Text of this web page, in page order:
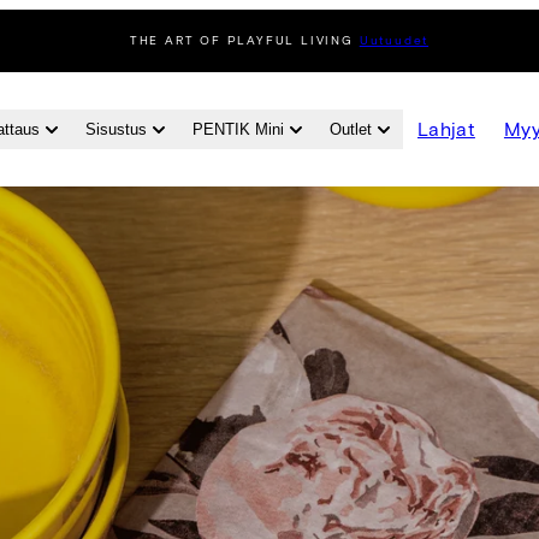
THE ART OF PLAYFUL LIVING Uutuudet
Sisustus PENTIK Mini Outlet Lahjat